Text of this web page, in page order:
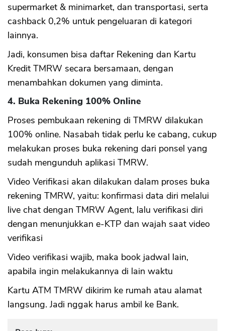
supermarket & minimarket, dan transportasi, serta
cashback 0,2% untuk pengeluaran di kategori
lainnya.
Jadi, konsumen bisa daftar Rekening dan Kartu
Kredit TMRW secara bersamaan, dengan
menambahkan dokumen yang diminta.
4. Buka Rekening 100% Online
Proses pembukaan rekening di TMRW dilakukan
100% online. Nasabah tidak perlu ke cabang, cukup
melakukan proses buka rekening dari ponsel yang
sudah mengunduh aplikasi TMRW.
Video Verifikasi akan dilakukan dalam proses buka
rekening TMRW, yaitu: konfirmasi data diri melalui
live chat dengan TMRW Agent, lalu verifikasi diri
dengan menunjukkan e-KTP dan wajah saat video
verifikasi
Video verifikasi wajib, maka book jadwal lain,
apabila ingin melakukannya di lain waktu
Kartu ATM TMRW dikirim ke rumah atau alamat
langsung. Jadi nggak harus ambil ke Bank.